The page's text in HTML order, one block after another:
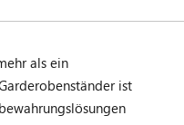
als ein
ist